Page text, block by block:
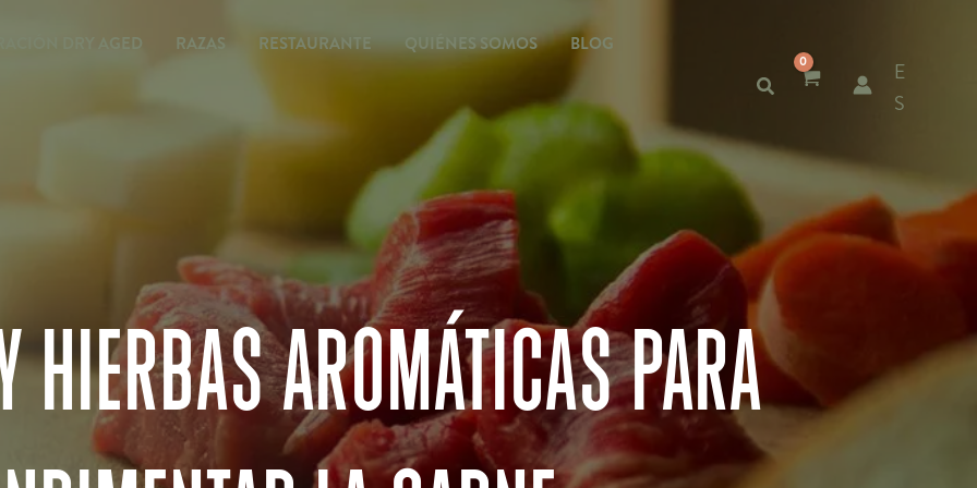
DRY AGED RAZAS RESTAURANTE QUIÉNES SOMOS BLOG
E
S
HIERBAS AROMÁTICAS PARA